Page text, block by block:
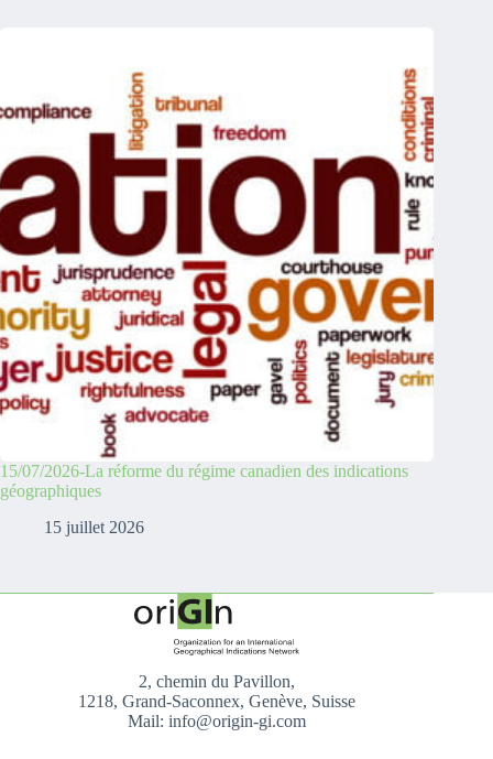
15/07/2026-La réforme du régime canadien des indications
géographiques
15 juillet 2026
2, chemin du Pavillon,
1218, Grand-Saconnex, Genève, Suisse
Mail: info@origin-gi.com